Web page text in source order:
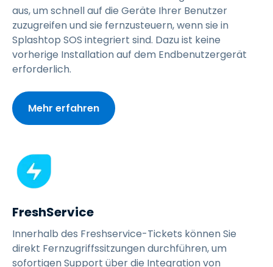
aus, um schnell auf die Geräte Ihrer Benutzer
zuzugreifen und sie fernzusteuern, wenn sie in
Splashtop SOS integriert sind. Dazu ist keine
vorherige Installation auf dem Endbenutzergerät
erforderlich.
Mehr erfahren
FreshService
Innerhalb des Freshservice-Tickets können Sie
direkt Fernzugriffssitzungen durchführen, um
sofortigen Support über die Integration von